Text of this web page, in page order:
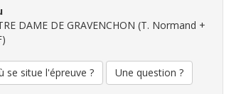
DAME DE GRAVENCHON (T. Normand +
se situe l'épreuve ? Une question ?